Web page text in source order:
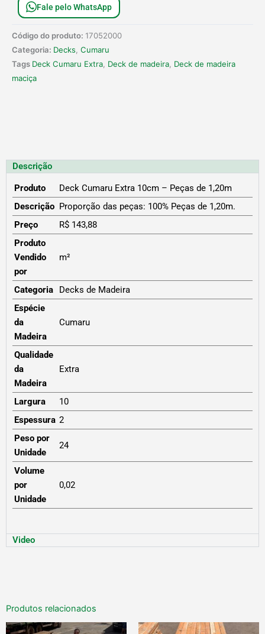
Fale pelo WhatsApp
Código do produto: 17052000
Categoria: Decks, Cumaru
Tags Deck Cumaru Extra, Deck de madeira, Deck de madeira
maciça
Descrição
Produto
Deck Cumaru Extra 10cm – Peças de 1,20m
Descrição Proporção das peças: 100% Peças de 1,20m.
Preço
R$ 143,88
Produto
Vendido
por
m²
Categoria
Decks de Madeira
Espécie
da
Madeira
Cumaru
Qualidade
da
Madeira
Extra
Largura
10
Espessura 2
Peso por
Unidade
24
Volume
por
Unidade
0,02
Video
Produtos relacionados